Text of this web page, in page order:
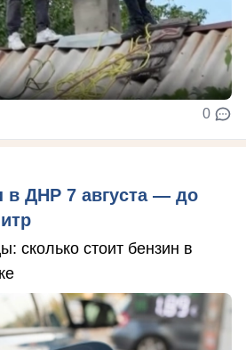
0
в ДНР 7 августа — до
сколько стоит бензин в